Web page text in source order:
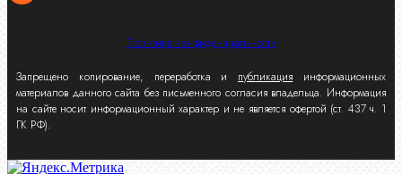
Политика конфиденциальности
Запрещено копирование, переработка и публикация информационных
материалов данного сайта без письменного согласия владельца. Информация
на сайте носит информационный характер и не является офертой (ст. 437 ч. 1
ГК РФ).